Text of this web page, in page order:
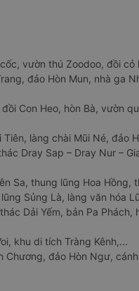
vườn thú Zoodoo, đồi
đảo Hòn Mun, nhà ga
Con Heo, hòn Bà, vườn
làng chài Mũi Né, đảo
Dray Sap – Dray Nur –
Sa, thung lũng Hoa Hồng,
Sủng Là, làng văn hóa
Dải Yếm, bản Pa
khu di tích Tràng Kênh,...
Chương, đảo Hòn Ngư,